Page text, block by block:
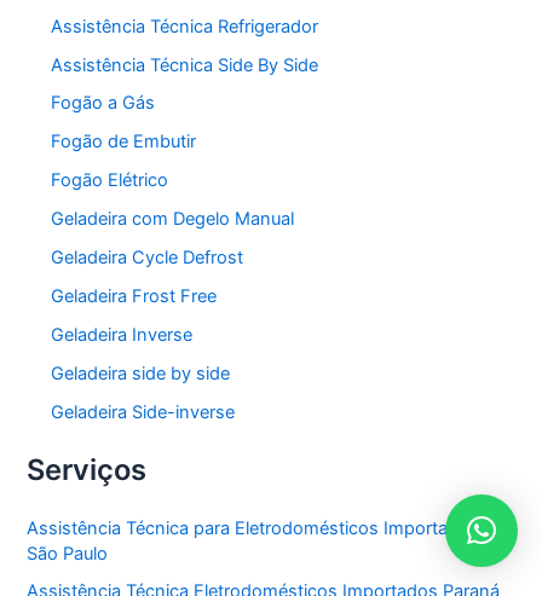
Assistência Técnica Refrigerador
Assistência Técnica Side By Side
Fogão a Gás
Fogão de Embutir
Fogão Elétrico
Geladeira com Degelo Manual
Geladeira Cycle Defrost
Geladeira Frost Free
Geladeira Inverse
Geladeira side by side
Geladeira Side-inverse
Serviços
Assistência Técnica para Eletrodomésticos Importados em
São Paulo